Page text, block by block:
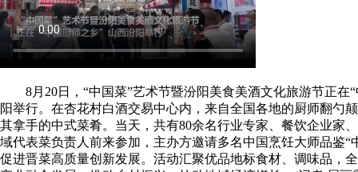
8月20日，“中国菜”艺术节暨汾阳美食美酒文化旅游节正在“
阳举行。在杏花村白酒交易中心内，来自全国各地的厨师翻勺
其拿手的中式菜肴。当天，共有80余名行业专家、餐饮企业家
域代表菜负责人前来参加，主办方邀请多名中国烹饪大师品鉴“
促进晋菜高质量创新发展。活动汇聚优品地标食材、调味品，